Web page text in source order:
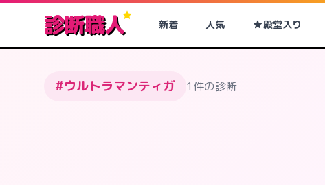
診断職人 新着 人気 殿堂入り
#ウルトラマンティガ 1件の診断